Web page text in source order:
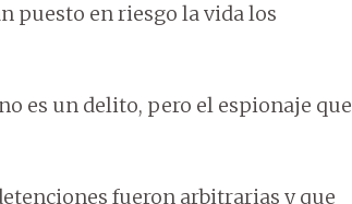
puesto en riesgo la vida los
es un delito, pero el espionaje que
fueron arbitrarias y que